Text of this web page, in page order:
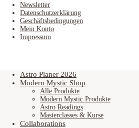
Newsletter
Datenschutzerklärung
Geschäftsbedingungen
Mein Konto
Impressum
Astro Planer 2026
Modern Mystic Shop
Alle Produkte
Modern Mystic Produkte
Astro Readings
Masterclasses & Kurse
Collaborations